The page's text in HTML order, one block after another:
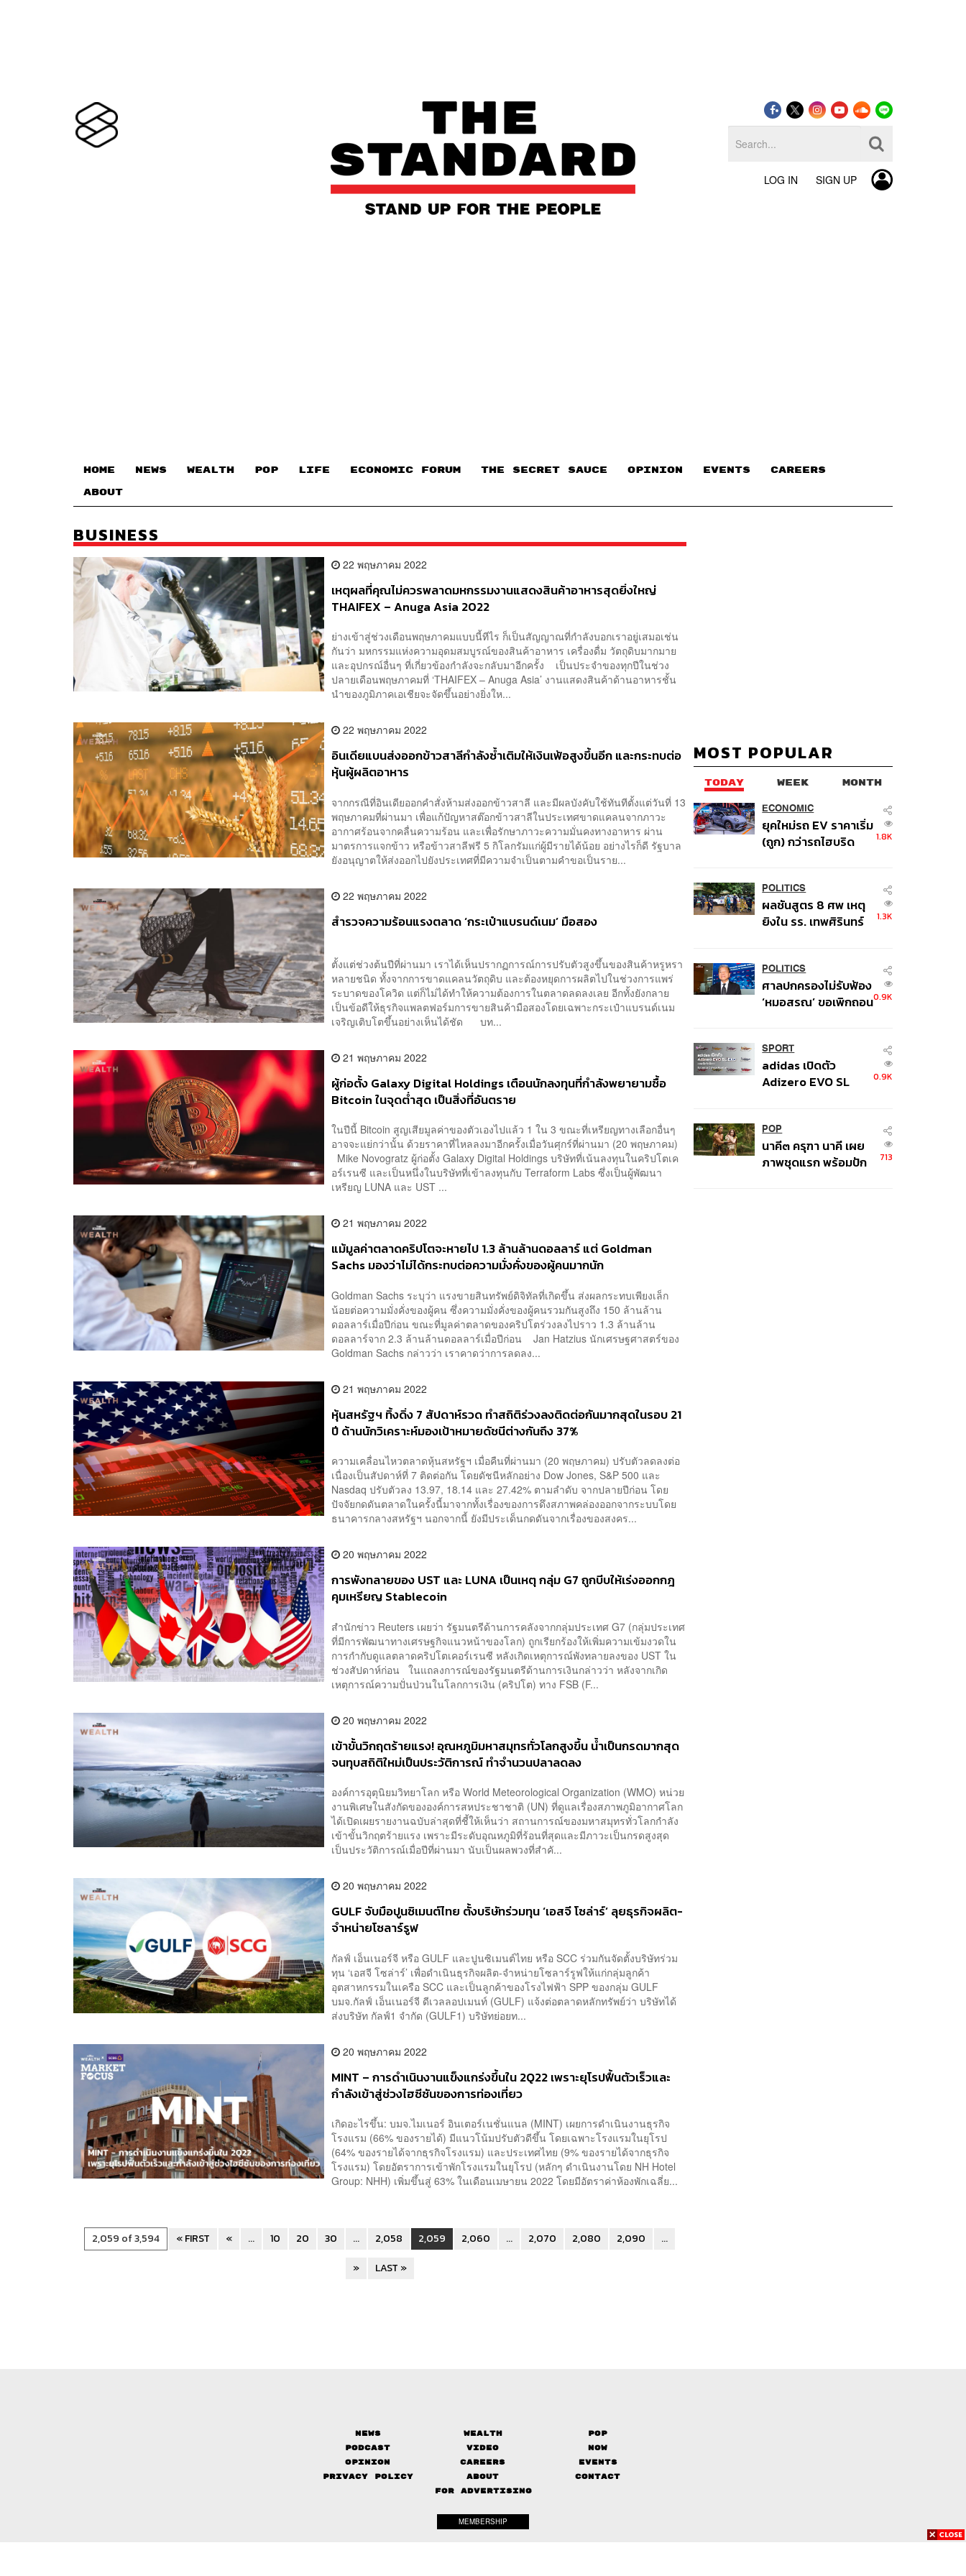
LOG IN SIGN UP
HOME NEWS WEALTH POP LIFE ECONOMIC FORUM THE SECRET SAUCE​ OPINION EVENTS CAREERS
ABOUT
BUSINESS
22 พฤษภาคม 2022
เหตุผลที่คุณไม่ควรพลาดมหกรรมงานแสดงสินค้าอาหารสุดยิ่งใหญ่
THAIFEX – Anuga Asia 2022
ย่างเข้าสู่ช่วงเดือนพฤษภาคมแบบนี้ทีไร ก็เป็นสัญญาณที่กำลังบอกเราอยู่เสมอเช่น
กันว่า มหกรรมแห่งความอุดมสมบูรณ์ของสินค้าอาหาร เครื่องดื่ม วัตถุดิบมากมาย
และอุปกรณ์อื่นๆ ที่เกี่ยวข้องกำลังจะกลับมาอีกครั้ง เป็นประจำของทุกปีในช่วง
ปลายเดือนพฤษภาคมที่ ‘THAIFEX – Anuga Asia’ งานแสดงสินค้าด้านอาหารชั้น
นำของภูมิภาคเอเชียจะจัดขึ้นอย่างยิ่งให...
22 พฤษภาคม 2022
อินเดียแบนส่งออกข้าวสาลีกำลังซ้ำเติมให้เงินเฟ้อสูงขึ้นอีก และกระทบต่อ
หุ้นผู้ผลิตอาหาร
จากกรณีที่อินเดียออกคำสั่งห้ามส่งออกข้าวสาลี และมีผลบังคับใช้ทันทีตั้งแต่วันที่ 13
พฤษภาคมที่ผ่านมา เพื่อแก้ปัญหาสต๊อกข้าวสาลีในประเทศขาดแคลนจากภาวะ
อากาศร้อนจากคลื่นความร้อน และเพื่อรักษาภาวะความมั่นคงทางอาหาร ผ่าน
มาตรการแจกข้าว หรือข้าวสาลีฟรี 5 กิโลกรัมแก่ผู้มีรายได้น้อย อย่างไรก็ดี รัฐบาล
ยังอนุญาตให้ส่งออกไปยังประเทศที่มีความจำเป็นตามคำขอเป็นราย...
22 พฤษภาคม 2022
สำรวจความร้อนแรงตลาด ‘กระเป๋าแบรนด์เนม’ มือสอง
ตั้งแต่ช่วงต้นปีที่ผ่านมา เราได้เห็นปรากฏการณ์การปรับตัวสูงขึ้นของสินค้าหรูหรา
หลายชนิด ทั้งจากการขาดแคลนวัตถุดิบ และต้องหยุดการผลิตไปในช่วงการแพร่
ระบาดของโควิด แต่ก็ไม่ได้ทำให้ความต้องการในตลาดลดลงเลย อีกทั้งยังกลาย
เป็นข้อดีให้ธุรกิจแพลตฟอร์มการขายสินค้ามือสองโดยเฉพาะกระเป๋าแบรนด์เนม
เจริญเติบโตขึ้นอย่างเห็นได้ชัด บท...
21 พฤษภาคม 2022
ผู้ก่อตั้ง Galaxy Digital Holdings เตือนนักลงทุนที่กำลังพยายามซื้อ
Bitcoin ในจุดต่ำสุด เป็นสิ่งที่อันตราย
ในปีนี้ Bitcoin สูญเสียมูลค่าของตัวเองไปแล้ว 1 ใน 3 ขณะที่เหรียญทางเลือกอื่นๆ
อาจจะแย่กว่านั้น ด้วยราคาที่ไหลลงมาอีกครั้งเมื่อวันศุกร์ที่ผ่านมา (20 พฤษภาคม)
Mike Novogratz ผู้ก่อตั้ง Galaxy Digital Holdings บริษัทที่เน้นลงทุนในคริปโตเค
อร์เรนซี และเป็นหนึ่งในบริษัทที่เข้าลงทุนกับ Terraform Labs ซึ่งเป็นผู้พัฒนา
เหรียญ LUNA และ UST ...
21 พฤษภาคม 2022
แม้มูลค่าตลาดคริปโตจะหายไป 1.3 ล้านล้านดอลลาร์ แต่ Goldman
Sachs มองว่าไม่ได้กระทบต่อความมั่งคั่งของผู้คนมากนัก
Goldman Sachs ระบุว่า แรงขายสินทรัพย์ดิจิทัลที่เกิดขึ้น ส่งผลกระทบเพียงเล็ก
น้อยต่อความมั่งคั่งของผู้คน ซึ่งความมั่งคั่งของผู้คนรวมกันสูงถึง 150 ล้านล้าน
ดอลลาร์เมื่อปีก่อน ขณะที่มูลค่าตลาดของคริปโตร่วงลงไปราว 1.3 ล้านล้าน
ดอลลาร์จาก 2.3 ล้านล้านดอลลาร์เมื่อปีก่อน Jan Hatzius นักเศรษฐศาสตร์ของ
Goldman Sachs กล่าวว่า เราคาดว่าการลดลง...
21 พฤษภาคม 2022
หุ้นสหรัฐฯ ทิ้งดิ่ง 7 สัปดาห์รวด ทำสถิติร่วงลงติดต่อกันมากสุดในรอบ 21
ปี ด้านนักวิเคราะห์มองเป้าหมายดัชนีต่างกันถึง 37%
ความเคลื่อนไหวตลาดหุ้นสหรัฐฯ เมื่อคืนที่ผ่านมา (20 พฤษภาคม) ปรับตัวลดลงต่อ
เนื่องเป็นสัปดาห์ที่ 7 ติดต่อกัน โดยดัชนีหลักอย่าง Dow Jones, S&P 500 และ
Nasdaq ปรับตัวลง 13.97, 18.14 และ 27.42% ตามลำดับ จากปลายปีก่อน โดย
ปัจจัยกดดันตลาดในครั้งนี้มาจากทั้งเรื่องของการดึงสภาพคล่องออกจากระบบโดย
ธนาคารกลางสหรัฐฯ นอกจากนี้ ยังมีประเด็นกดดันจากเรื่องของสงคร...
20 พฤษภาคม 2022
การพังทลายของ UST และ LUNA เป็นเหตุ กลุ่ม G7 ถูกบีบให้เร่งออกกฎ
คุมเหรียญ Stablecoin
สำนักข่าว Reuters เผยว่า รัฐมนตรีด้านการคลังจากกลุ่มประเทศ G7 (กลุ่มประเทศ
ที่มีการพัฒนาทางเศรษฐกิจแนวหน้าของโลก) ถูกเรียกร้องให้เพิ่มความเข้มงวดใน
การกำกับดูแลตลาดคริปโตเคอร์เรนซี หลังเกิดเหตุการณ์พังทลายลงของ UST ใน
ช่วงสัปดาห์ก่อน ในแถลงการณ์ของรัฐมนตรีด้านการเงินกล่าวว่า หลังจากเกิด
เหตุการณ์ความปั่นป่วนในโลกการเงิน (คริปโต) ทาง FSB (F...
20 พฤษภาคม 2022
เข้าขั้นวิกฤตร้ายแรง! อุณหภูมิมหาสมุทรทั่วโลกสูงขึ้น น้ำเป็นกรดมากสุด
จนทุบสถิติใหม่เป็นประวัติการณ์ ทำจำนวนปลาลดลง
องค์การอุตุนิยมวิทยาโลก หรือ World Meteorological Organization (WMO) หน่วย
งานพิเศษในสังกัดขององค์การสหประชาชาติ (UN) ที่ดูแลเรื่องสภาพภูมิอากาศโลก
ได้เปิดเผยรายงานฉบับล่าสุดที่ชี้ให้เห็นว่า สถานการณ์ของมหาสมุทรทั่วโลกกำลัง
เข้าขั้นวิกฤตร้ายแรง เพราะมีระดับอุณหภูมิที่ร้อนที่สุดและมีภาวะเป็นกรดสูงสุด
เป็นประวัติการณ์เมื่อปีที่ผ่านมา นับเป็นผลพวงที่สำคั...
20 พฤษภาคม 2022
GULF จับมือปูนซิเมนต์ไทย ตั้งบริษัทร่วมทุน ‘เอสจี โซล่าร์’ ลุยธุรกิจผลิต-
จำหน่ายโซลาร์รูฟ
กัลฟ์ เอ็นเนอร์จี หรือ GULF และปูนซิเมนต์ไทย หรือ SCC ร่วมกันจัดตั้งบริษัทร่วม
ทุน ‘เอสจี โซล่าร์’ เพื่อดำเนินธุรกิจผลิต-จำหน่ายโซลาร์รูฟให้แก่กลุ่มลูกค้า
อุตสาหกรรมในเครือ SCC และเป็นลูกค้าของโรงไฟฟ้า SPP ของกลุ่ม GULF
บมจ.กัลฟ์ เอ็นเนอร์จี ดีเวลลอปเมนท์ (GULF) แจ้งต่อตลาดหลักทรัพย์ว่า บริษัทได้
ส่งบริษัท กัลฟ์1 จำกัด (GULF1) บริษัทย่อยท...
20 พฤษภาคม 2022
MINT – การดำเนินงานแข็งแกร่งขึ้นใน 2Q22 เพราะยุโรปฟื้นตัวเร็วและ
กำลังเข้าสู่ช่วงไฮซีซันของการท่องเที่ยว
เกิดอะไรขึ้น: บมจ.ไมเนอร์ อินเตอร์เนชั่นแนล (MINT) เผยการดำเนินงานธุรกิจ
โรงแรม (66% ของรายได้) มีแนวโน้มปรับตัวดีขึ้น โดยเฉพาะโรงแรมในยุโรป
(64% ของรายได้จากธุรกิจโรงแรม) และประเทศไทย (9% ของรายได้จากธุรกิจ
โรงแรม) โดยอัตราการเข้าพักโรงแรมในยุโรป (หลักๆ ดำเนินงานโดย NH Hotel
Group: NHH) เพิ่มขึ้นสู่ 63% ในเดือนเมษายน 2022 โดยมีอัตราค่าห้องพักเฉลี่ย...
2,059 of 3,594 « FIRST « ... 10 20 30 ... 2,058 2,059 2,060 ... 2,070 2,080 2,090
...
»
LAST »
MOST POPULAR
TODAY WEEK MONTH
ECONOMIC
ยุคใหม่รถ EV ราคาเริ่ม
(ถูก) กว่ารถไฮบริด
เกิดใหม่
1.8K
POLITICS
ผลชันสูตร 8 ศพ เหตุ
ยิงใน รร. เทพศิรินทร์
หน้าอก’ ครูถูกยิง 4 นัด
จากระยะไกล
1.3K
POLITICS
ศาลปกครองไม่รับฟ้อง
‘หมอสรณ’ ขอเพิกถอน
หาย
0.9K
SPORT
adidas เปิดตัว
Adizero EVO SL
Football
0.9K
POP
นาคี๓ ครุฑา นาคี เผย
ภาพชุดแรก พร้อมปัก
713
News Wealth
Pop
Podcast
Video
Now
Opinion
Careers
Events
Privacy Policy
About
Contact
FOR ADVERTISING
MEMBERSHIP